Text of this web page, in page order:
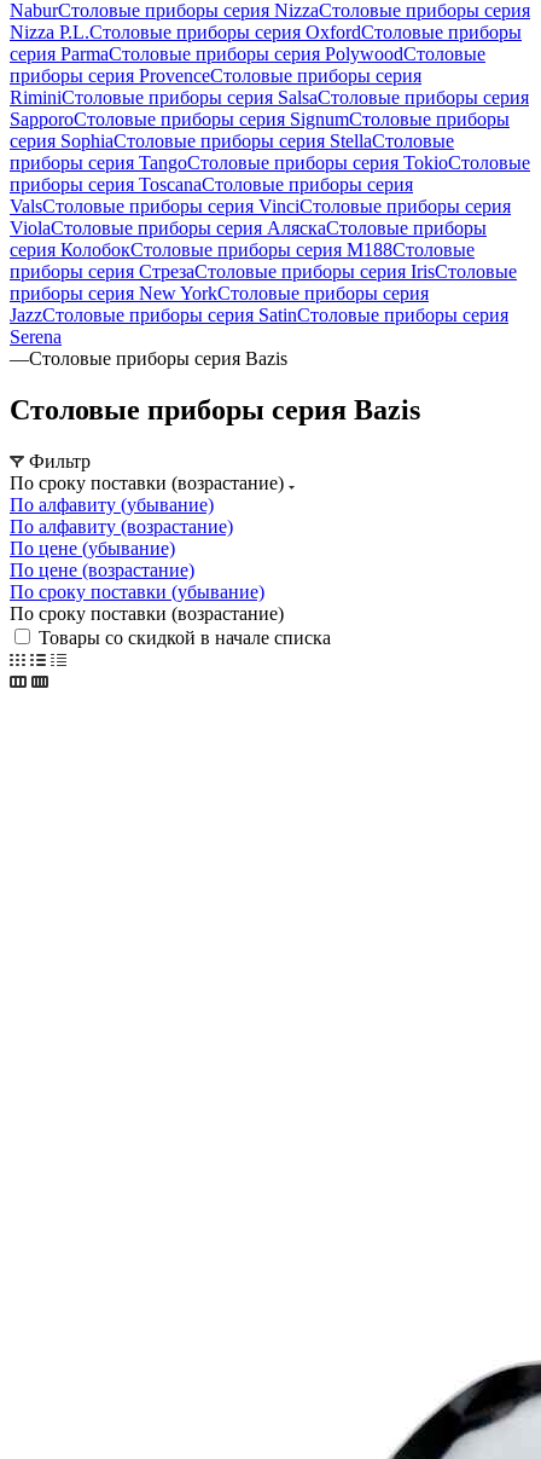
NaburСтоловые приборы серия NizzaСтоловые приборы серия
Nizza P.L.Столовые приборы серия OxfordСтоловые приборы
серия ParmaСтоловые приборы серия PolywoodСтоловые
приборы серия ProvenceСтоловые приборы серия
RiminiСтоловые приборы серия SalsaСтоловые приборы серия
SapporoСтоловые приборы серия SignumСтоловые приборы
серия SophiaСтоловые приборы серия StellaСтоловые
приборы серия TangoСтоловые приборы серия TokioСтоловые
приборы серия ToscanaСтоловые приборы серия
ValsСтоловые приборы серия VinciСтоловые приборы серия
ViolaСтоловые приборы серия АляскаСтоловые приборы
серия КолобокСтоловые приборы серия М188Столовые
приборы серия СтрезаСтоловые приборы серия IrisСтоловые
приборы серия New YorkСтоловые приборы серия
JazzСтоловые приборы серия SatinСтоловые приборы серия
Serena
—Столовые приборы серия Bazis
Столовые приборы серия Bazis
Фильтр
По сроку поставки (возрастание)
По алфавиту (убывание)
По алфавиту (возрастание)
По цене (убывание)
По цене (возрастание)
По сроку поставки (убывание)
По сроку поставки (возрастание)
Товары со скидкой в начале списка